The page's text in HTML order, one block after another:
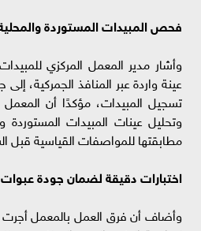
فحص المبيدات المستوردة
تسجيل المبيدات، مؤكدًا أن
وتحليل عينات المبيدات المستوردة
مطابقتها للمواصفات القياسية قبل
اختبارات دقيقة لضمان جودة